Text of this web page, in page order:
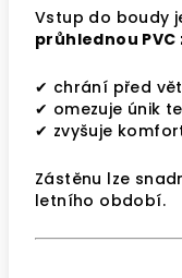
Vstup do boudy
průhlednou
✔ chrání před
✔ omezuje únik
✔ zvyšuje
Zástěnu lze
letního období.